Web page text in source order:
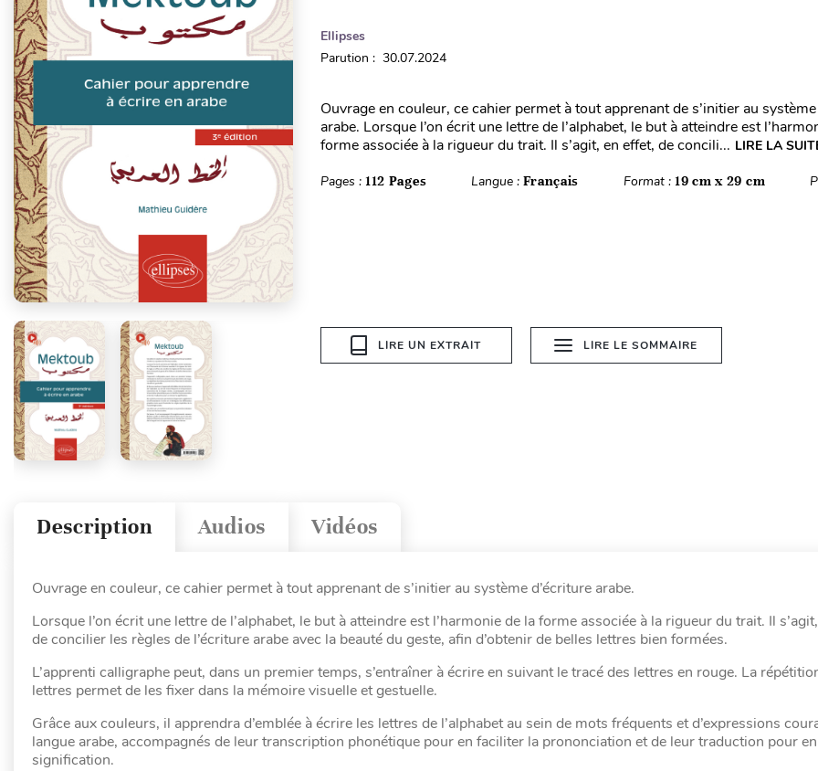
Ellipses
Parution : 30.07.2024
Ouvrage en couleur, ce cahier permet à tout apprenant de s’initier au
arabe. Lorsque l’on écrit une lettre de l’alphabet, le but à atteindre est
forme associée à la rigueur du trait. Il s’agit, en effet, de concili... LIRE LA
Pages : 112 Pages Langue :Français Format :19 cm x 29 cm
LIRE UN EXTRAIT LIRE LE SOMMAIRE
Vidéos
Audios
Description
Ouvrage en couleur, ce cahier permet à tout apprenant de s’initier au système d’écriture arabe.
Lorsque l’on écrit une lettre de l’alphabet, le but à atteindre est l’harmonie de la forme associée à la rigueur du trait. Il
de concilier les règles de l’écriture arabe avec la beauté du geste, afin d’obtenir de belles lettres bien formées.
L’apprenti calligraphe peut, dans un premier temps, s’entraîner à écrire en suivant le tracé des lettres en rouge. La
lettres permet de les fixer dans la mémoire visuelle et gestuelle.
Grâce aux couleurs, il apprendra d’emblée à écrire les lettres de l’alphabet au sein de mots fréquents et d’expressions
langue arabe, accompagnés de leur transcription phonétique pour en faciliter la prononciation et de leur traduction pour
signification.